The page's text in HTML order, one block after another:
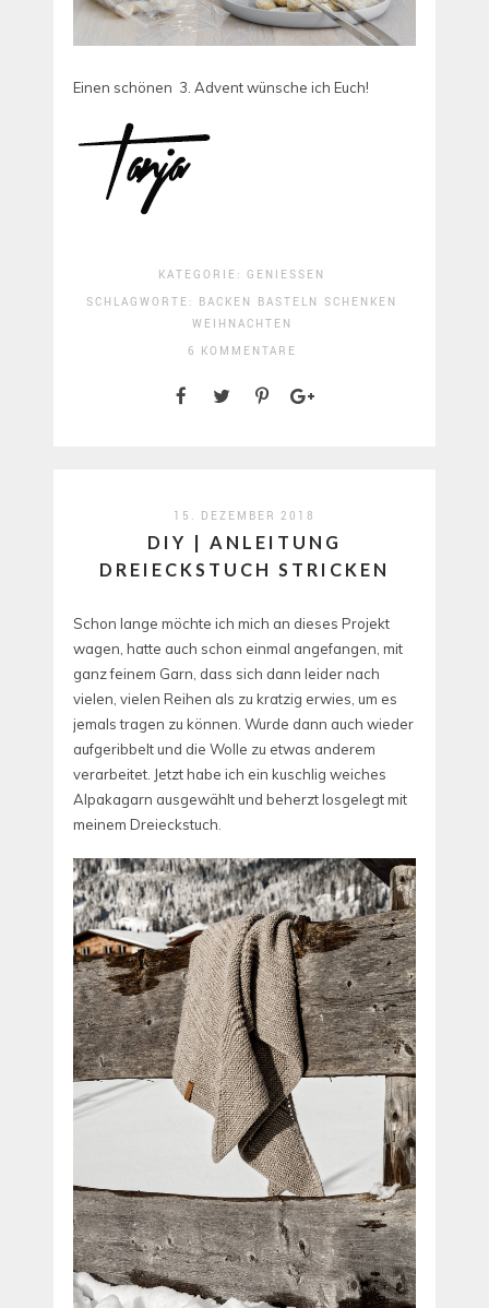
Einen schönen 3. Advent wünsche ich Euch!
KATEGORIE: GENIESSEN
SCHLAGWORTE: BACKEN BASTELN
SCHENKEN
WEIHNACHTEN
6 KOMMENTARE
15. DEZEMBER 2018
DIY | ANLEITUNG
DREIECKSTUCH STRICKEN
Schon lange möchte ich mich an dieses Projekt
wagen, hatte auch schon einmal angefangen, mit
ganz feinem Garn, dass sich dann leider nach
vielen, vielen Reihen als zu kratzig erwies, um es
jemals tragen zu können. Wurde dann auch wieder
aufgeribbelt und die Wolle zu etwas anderem
verarbeitet. Jetzt habe ich ein kuschlig weiches
Alpakagarn ausgewählt und beherzt losgelegt mit
meinem Dreieckstuch.